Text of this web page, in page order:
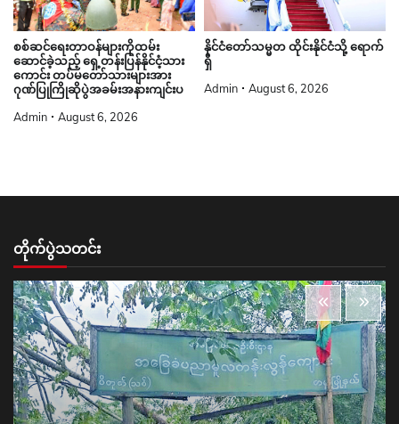
စစ်ဆင်ရေးတာဝန်များကိုထမ်း
ဆောင်ခဲ့သည့် ရှေ့တန်းပြန်နိုင်ငံ့သား
ကောင်း တပ်မတော်သားများအား
ဂုဏ်ပြုကြိုဆိုပွဲအခမ်းအနားကျင်းပ
Admin August 6, 2026
နိုင်ငံတော်သမ္မတ ထိုင်းနိုင်ငံသို့ ရောက်
ရှိ
Admin August 6, 2026
တိုက်ပွဲသတင်း